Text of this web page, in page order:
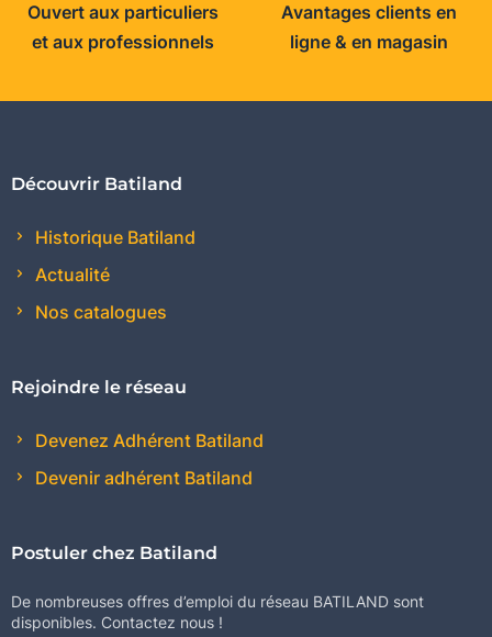
Ouvert aux particuliers
et aux professionnels
Avantages clients en
ligne & en magasin
Découvrir Batiland
Historique Batiland
Actualité
Nos catalogues
Rejoindre le réseau
Devenez Adhérent Batiland
Devenir adhérent Batiland
Postuler chez Batiland
De nombreuses offres d’emploi du réseau BATILAND sont
disponibles. Contactez nous !